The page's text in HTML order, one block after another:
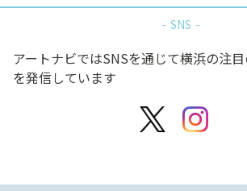
SNS
アートナビではSNSを通じて横浜の注
を発信しています